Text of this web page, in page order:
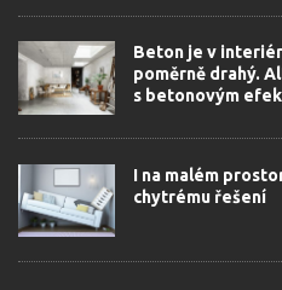
Beton je v
poměrně drahý.
s betonovým
I na malém
chytrému řešení